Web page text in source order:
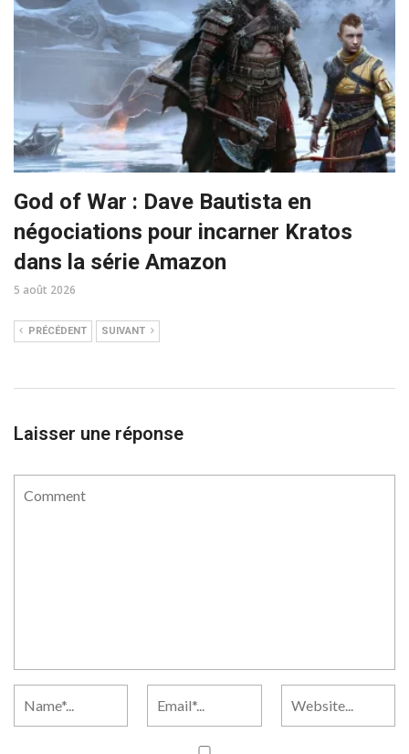
God of War : Dave Bautista en
négociations pour incarner Kratos
dans la série Amazon
5 août 2026
PRÉCÉDENT SUIVANT
Laisser une réponse